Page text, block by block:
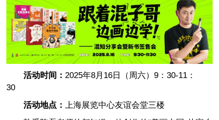
活动时间： 2025年8月16日（周六）9：30-11：
30
活动地点：
上海展览中心友谊会堂三楼